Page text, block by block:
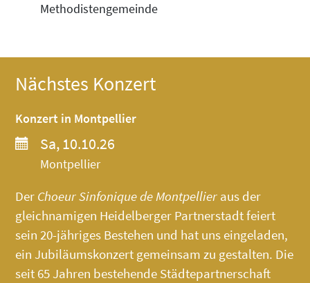
Methodistengemeinde
Nächstes Konzert
Konzert in Montpellier
Sa, 10.10.26
Montpellier
Der Choeur Sinfonique de Montpellier aus der
gleichnamigen Heidelberger Partnerstadt feiert
sein 20-jähriges Bestehen und hat uns eingeladen,
ein Jubiläumskonzert gemeinsam zu gestalten. Die
seit 65 Jahren bestehende Städtepartnerschaft